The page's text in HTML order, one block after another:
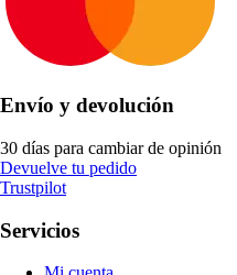
Envío y devolución
30 días para cambiar de opinión
Devuelve tu pedido
Trustpilot
Servicios